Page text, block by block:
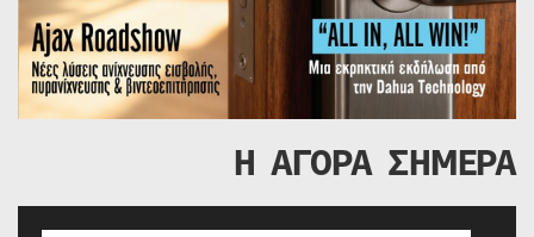
Η ΑΓΟΡΑ ΣΗΜΕΡΑ